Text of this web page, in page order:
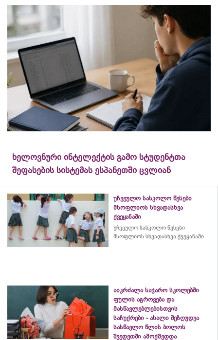
ხელოვნური ინტელექტის გამო სტუდენტთა
შეფასების სისტემას ესპანეთში ცვლიან
უჩვეულო სასკოლო წესები
მსოფლიოს სხვადასხვა
ქვეყანაში
უჩვეულო სასკოლო წესები
მსოფლიოს სხვადასხვა ქვეყანაში
აიკრძალა საჯარო სკოლებში
ფულის აგროვება და
მასწავლებლებისთვის
საჩუქრები - ახალი შეზღუდვა
სასწავლო წლის ბოლოს
შვედეთში ამოქმედდა